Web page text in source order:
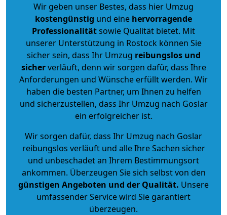
Wir geben unser Bestes, dass hier Umzug
kostengünstig und eine hervorragende
Professionalitätsowie Qualität bietet. Mit
unserer Unterstützung in Rostock können Sie
sicher sein, dass Ihr Umzug reibungslos und
sicherverläuft, denn wir sorgen dafür, dass Ihre
Anforderungen und Wünsche erfüllt werden. Wir
haben die besten Partner, um Ihnen zu helfen
und sicherzustellen, dass Ihr Umzug nach Goslar
ein erfolgreicher ist.
Wir sorgen dafür, dass Ihr Umzug nach Goslar
reibungslos verläuft und alle Ihre Sachen sicher
und unbeschadet an Ihrem Bestimmungsort
ankommen. Überzeugen Sie sich selbst von den
günstigen Angeboten und der Qualität. Unsere
umfassender Service wird Sie garantiert
überzeugen.